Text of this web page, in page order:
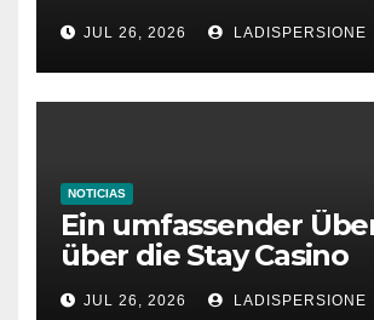
bonus codes de roby
JUL 26, 2026 LADISPERSIONE
NOTICIAS
Ein umfassender
über die Stay Casino
Bonusbedingungen
JUL 26, 2026 LADISPERSIONE